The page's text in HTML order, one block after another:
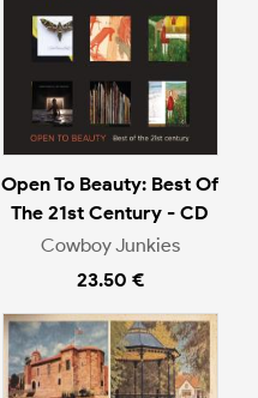
Open To Beauty: Best Of
The 21st Century - CD
Cowboy Junkies
23.50 €